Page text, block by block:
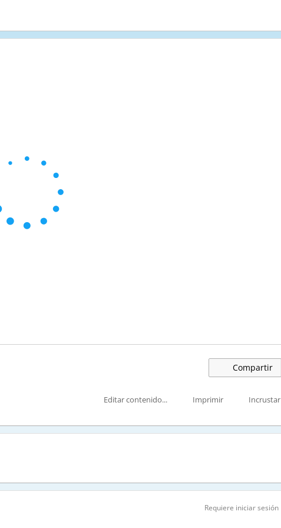
Compartir
Editar contenido... Imprimir Incrustar
Requiere iniciar sesión